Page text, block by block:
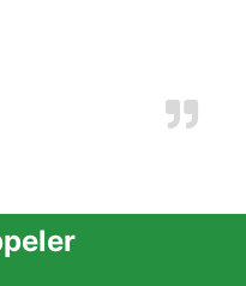
artisans, tarifs 1 euro